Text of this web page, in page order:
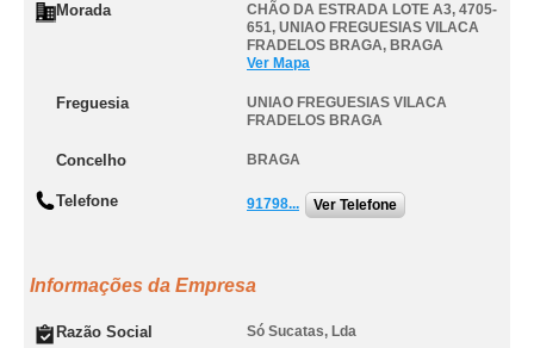
Morada
CHÃO DA ESTRADA LOTE A3, 4705-
651, UNIAO FREGUESIAS VILACA
FRADELOS BRAGA, BRAGA
Ver Mapa
Freguesia
UNIAO FREGUESIAS VILACA
FRADELOS BRAGA
Concelho BRAGA
Telefone 91798... Ver Telefone
Informações da Empresa
Razão Social Só Sucatas, Lda